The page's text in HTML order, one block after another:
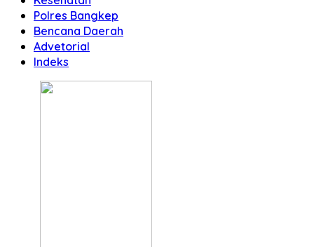
Polres Bangkep
Bencana Daerah
Advetorial
Indeks